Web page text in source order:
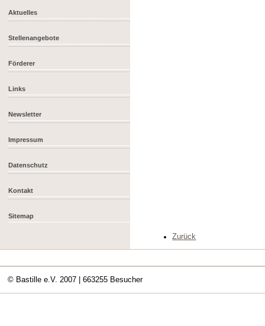
Aktuelles
Stellenangebote
Förderer
Links
Newsletter
Impressum
Datenschutz
Kontakt
Sitemap
Zurück
© Bastille e.V. 2007 | 663255 Besucher